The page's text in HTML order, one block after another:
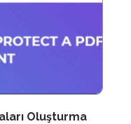
Oluşturma